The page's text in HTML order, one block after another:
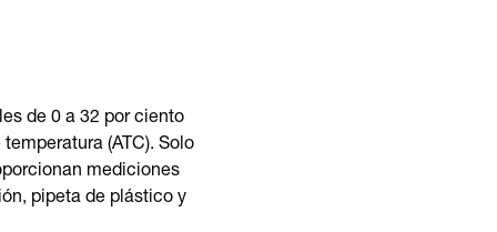
de 0 a 32 por ciento
(ATC). Solo
mediciones
pipeta de plástico y